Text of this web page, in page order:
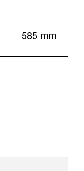
585 mm